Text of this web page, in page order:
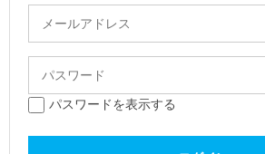
パスワードを表示する